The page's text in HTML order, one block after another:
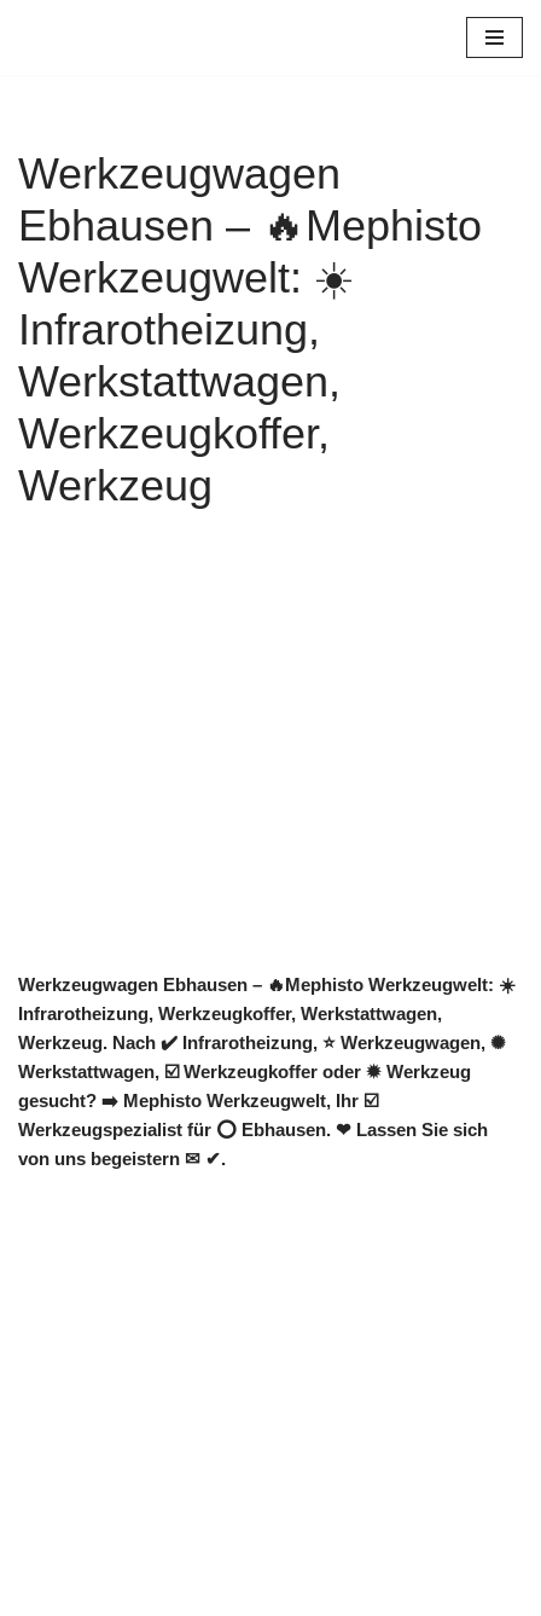
Werkzeugwagen
Ebhausen – 🔥Mephisto
Werkzeugwelt: ☀️
Infrarotheizung,
Werkstattwagen,
Werkzeugkoffer,
Werkzeug
Werkzeugwagen Ebhausen – 🔥Mephisto Werkzeugwelt: ☀️
Infrarotheizung, Werkzeugkoffer, Werkstattwagen,
Werkzeug. Nach ✔️ Infrarotheizung, ⭐ Werkzeugwagen, ✺
Werkstattwagen, ☑️ Werkzeugkoffer oder ✹ Werkzeug
gesucht? ➡️ Mephisto Werkzeugwelt, Ihr ☑️
Werkzeugspezialist für ⭕ Ebhausen. ❤ Lassen Sie sich
von uns begeistern ✉ ✔.